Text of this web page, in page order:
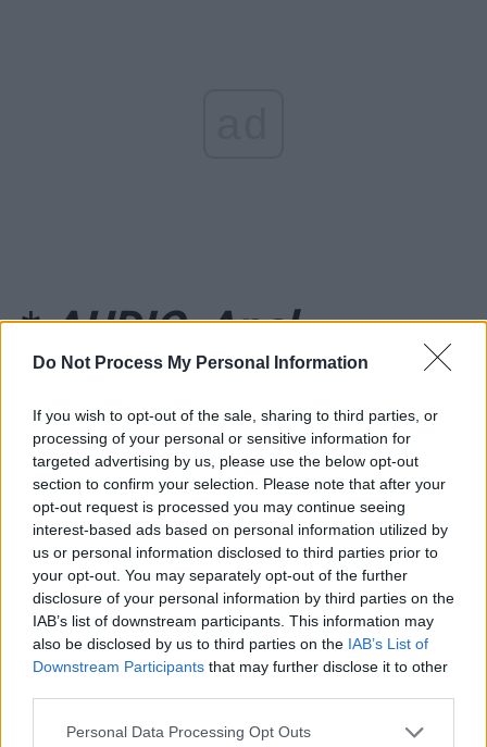
Do Not Process My Personal Information
If you wish to opt-out of the sale, sharing to third parties, or
processing of your personal or sensitive information for
targeted advertising by us, please use the below opt-out
section to confirm your selection. Please note that after your
opt-out request is processed you may continue seeing
interest-based ads based on personal information utilized by
us or personal information disclosed to third parties prior to
your opt-out. You may separately opt-out of the further
disclosure of your personal information by third parties on the
IAB’s list of downstream participants. This information may
also be disclosed by us to third parties on the IAB’s List of
Downstream Participants that may further disclose it to other
Personal Data Processing Opt Outs
*AUDIO. Apel
disperat al Cristinei
Țopescu: „Ăsta mă
omoară cu zile! Mi se
încleștează
maxilarele și nu pot
să respir”
*Patimile Cristinei